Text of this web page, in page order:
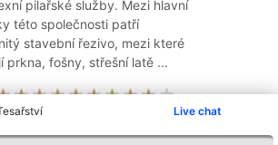
Live chat
pilařské služby. Mezi hlavní
této společnosti patří
stavební řezivo, mezi které
prkna, fošny, střešní latě ...